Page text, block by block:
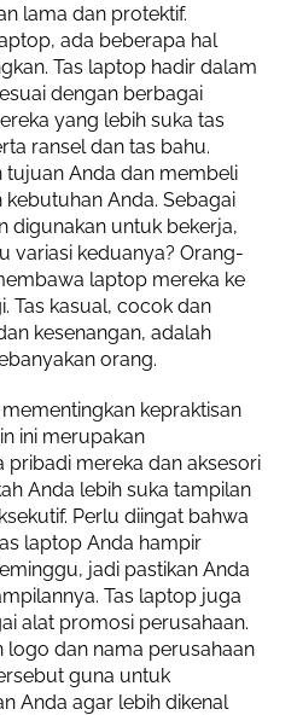
lama dan protektif.
ada beberapa hal
Tas laptop hadir dalam
dengan berbagai
yang lebih suka tas
ransel dan tas bahu.
tujuan Anda dan membeli
Anda. Sebagai
digunakan untuk bekerja,
variasi keduanya? Orang-
laptop mereka ke
Tas kasual, cocok dan
kesenangan, adalah
orang.
kepraktisan
ini merupakan
pribadi mereka dan aksesori
Anda lebih suka tampilan
Perlu diingat bahwa
laptop Anda hampir
jadi pastikan Anda
Tas laptop juga
alat promosi perusahaan.
logo dan nama perusahaan
guna untuk
Anda agar lebih dikenal